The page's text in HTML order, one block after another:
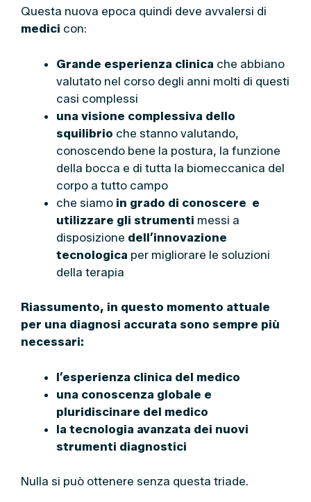
Questa nuova epoca quindi deve avvalersi di
medici con:
Grande esperienza clinica che abbiano
valutato nel corso degli anni molti di questi
casi complessi
una visione complessiva dello
squilibrio che stanno valutando,
conoscendo bene la postura, la funzione
della bocca e di tutta la biomeccanica del
corpo a tutto campo
che siamo in grado di conoscere e
utilizzare gli strumenti messi a
disposizione dell’innovazione
tecnologica per migliorare le soluzioni
della terapia
Riassumento, in questo momento attuale
per una diagnosi accurata sono sempre più
necessari:
l’esperienza clinica del medico
una conoscenza globale e
pluridiscinare del medico
la tecnologia avanzata dei nuovi
strumenti diagnostici
Nulla si può ottenere senza questa triade.